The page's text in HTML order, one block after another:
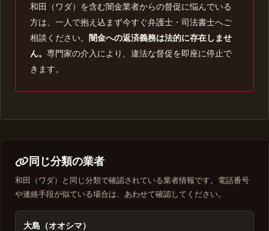
和田（ワダ）を含む闇金業者からの督促に悩んでいる
方は、一人で抱え込まず今すぐ弁護士・司法書士へご
相談ください。 闇金への返済義務は法的に存在しませ
ん。 専門家の介入により、違法な督促を即座に停止で
きます。
同じ分類の業者
和田（ワダ）と同じ分類で確認されている業者情報です。電話番号
や連絡手段が似ている場合は、あわせて確認してください。
大島（オオシマ）